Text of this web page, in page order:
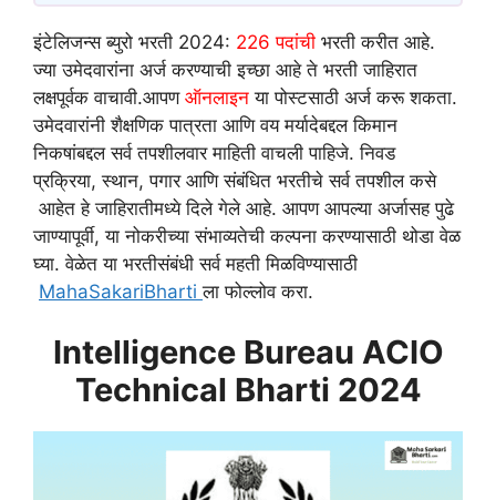
इंटेलिजन्स ब्युरो भरती 2024: 226 पदांची भरती करीत आहे.
ज्या उमेदवारांना अर्ज करण्याची इच्छा आहे ते भरती जाहिरात
लक्षपूर्वक वाचावी.आपण ऑनलाइन या पोस्टसाठी अर्ज करू शकता.
उमेदवारांनी शैक्षणिक पात्रता आणि वय मर्यादेबद्दल किमान
निकषांबद्दल सर्व तपशीलवार माहिती वाचली पाहिजे. निवड
प्रक्रिया, स्थान, पगार आणि संबंधित भरतीचे सर्व तपशील कसे
आहेत हे जाहिरातीमध्ये दिले गेले आहे. आपण आपल्या अर्जासह पुढे
जाण्यापूर्वी, या नोकरीच्या संभाव्यतेची कल्पना करण्यासाठी थोडा वेळ
घ्या. वेळेत या भरतीसंबंधी सर्व महती मिळविण्यासाठी
MahaSakariBhartiला फोल्लोव करा.
Intelligence Bureau ACIO
Technical Bharti 2024